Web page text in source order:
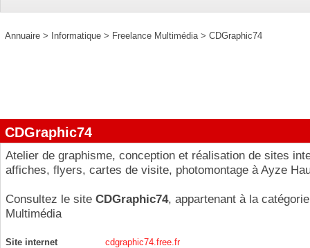
Annuaire > Informatique > Freelance Multimédia> CDGraphic74
CDGraphic74
Atelier de graphisme, conception et réalisation de sites
affiches, flyers, cartes de visite, photomontage à Ayze
Consultez le site CDGraphic74, appartenant à la
Multimédia
Site internet
cdgraphic74.free.fr